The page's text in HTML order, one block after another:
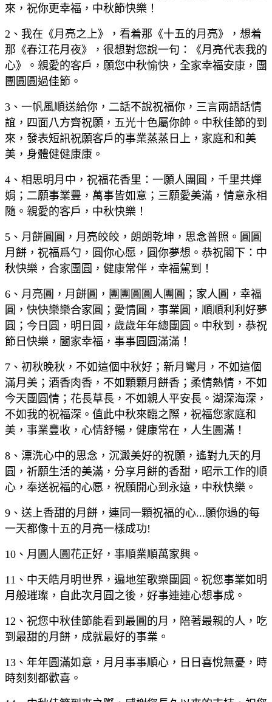
來，祝你更幸福，中秋節快樂！
2、我在《月亮之上》，看着那《十五的月亮》，想着
那《春江花月夜》，很想對您說一句：《月亮代表我的
心》。親愛的客戶，願您中秋愉快，全家幸福安康，團
團圓圓過佳節。
3、一帆風順送給你，二話不說祝福你，三言兩語話情
誼，四面八方齊祝願，五光十色屬你帥。中秋佳節的到
來，發表短訊祝願客戶的事業蒸蒸日上，家庭和和美
美，身體健健康康。
4、相思明月中，祝福花香里：一願人團圓，千里共嬋
娟；二願事業豐，萬事皆如意；三願愛美滿，情意永相
隨。親愛的客戶，中秋快樂！
5、月餅圓圓，月亮皎皎，朗朗乾坤，思念普照。圓圓
月餅，祝福爲勺，圓你心愿，圓你夢想。恭祝閣下：中
秋快樂，合家團圓，健康常伴，幸福駕到！
6、月亮圓，月餅圓，團團圓圓人團圓；家人圓，幸福
圓，快快樂樂合家圓；愛情圓，事業圓，順順利利好夢
圓；今日圓，明日圓，歲歲年年總團圓。中秋到，恭祝
節日快樂，闔家幸福，事事圓圓滿滿！
7、初秋晚秋，不如這個中秋好；新月彎月，不如這個
滿月美；酒香肉香，不如顆顆月餅香；柔情熱情，不如
今天團圓情；花長草長，不如親人平安長。湖深海深，
不如我的祝福深。值此中秋來臨之際，祝福您家庭和
美，事業豐收，心情舒暢，健康常在，人生圓滿！
8、漂洗心中的思念，沉澱美好的祝願，遙對九天的月
圓，祈願生活的美滿，分享月餅的香甜，昭示工作的順
心，奉送祝福的心愿，祝願開心到永遠，中秋快樂。
9、送上香甜的月餅，連同一顆祝福的心...願你過的每
一天都像十五的月亮一樣成功!
10、月圓人圓花正好，事順業順萬家興。
11、中天皓月明世界，遍地笙歌樂團圓。祝您事業如明
月般璀璨，自此次月圓之後，好事連連心想事成。
12、祝您中秋佳節能看到最圓的月，陪著最親的人，吃
到最甜的月餅，成就最好的事業。
13、年年圓滿如意，月月事事順心，日日喜悅無憂，時
時刻刻都歡喜。